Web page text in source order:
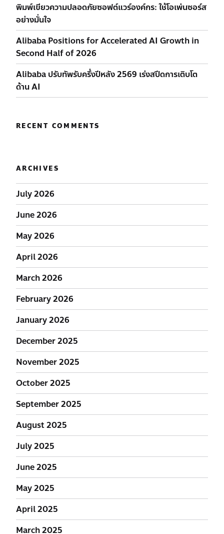
พิมพ์เขียวความปลอดภัยซอฟต์แวร์องค์กร: ใช้โอเพ่นซอร์ส
อย่างมั่นใจ
Alibaba Positions for Accelerated AI Growth in
Second Half of 2026
Alibaba ปรับทัพรับครึ่งปีหลัง 2569 เร่งสปีดการเติบโต
ด้าน AI
RECENT COMMENTS
ARCHIVES
July 2026
June 2026
May 2026
April 2026
March 2026
February 2026
January 2026
December 2025
November 2025
October 2025
September 2025
August 2025
July 2025
June 2025
May 2025
April 2025
March 2025